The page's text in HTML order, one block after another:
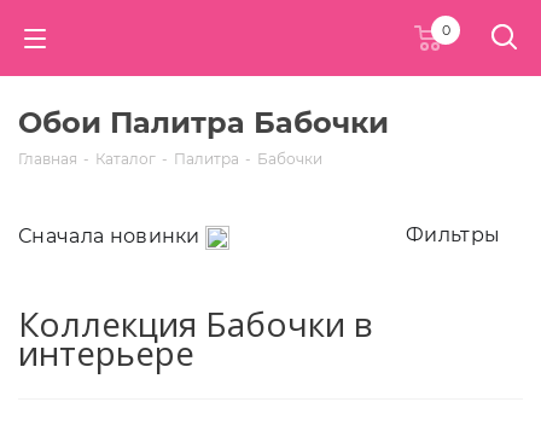
0
Обои Палитра Бабочки
Главная - Каталог - Палитра - Бабочки
Сначала новинки Фильтры
Коллекция Бабочки в
интерьере